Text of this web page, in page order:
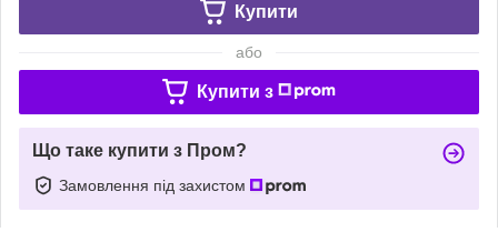
Купити
або
Купити з
Що таке купити з Пром?
Замовлення під захистом